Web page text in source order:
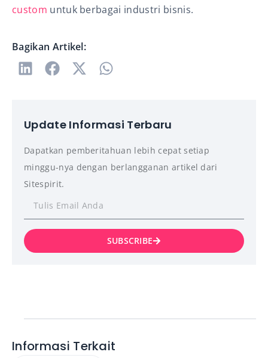
custom untuk berbagai industri bisnis.
Bagikan Artikel:
Update Informasi Terbaru
Dapatkan pemberitahuan lebih cepat setiap
minggu-nya dengan berlangganan artikel dari
Sitespirit.
SUBSCRIBE
Informasi Terkait